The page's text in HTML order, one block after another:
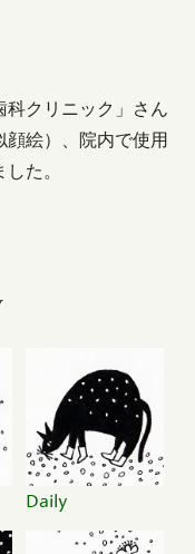
クリニック」さん
絵）、院内で使用
た。
Daily